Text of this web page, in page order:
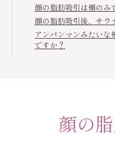
顔の脂肪吸引は頬のみ
顔の脂肪吸引後、サウ
アンパンマンみたいな
ですか？
顔の